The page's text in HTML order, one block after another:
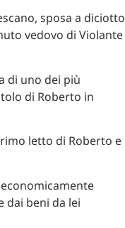
sposa a diciotto
vedovo di Violante
di uno dei più
di Roberto in
letto di Roberto e
dai beni da lei